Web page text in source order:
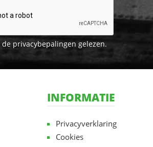
de privacybepalingen gelezen.
INFORMATIE
Privacyverklaring
Cookies